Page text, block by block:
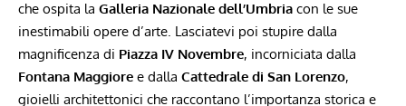
che ⁢ospita la Galleria Nazionale dell’Umbria con le sue
‍inestimabili opere d’arte. Lasciatevi​ poi ⁤stupire dalla
magnificenza di Piazza IV Novembre,⁢ incorniciata ‍dalla ‍
Fontana Maggiore e ​dalla Cattedrale​ di San Lorenzo,
gioielli architettonici che raccontano l’importanza storica e